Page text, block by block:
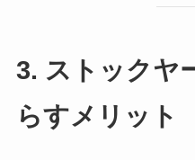
3. ストックヤ
らすメリット